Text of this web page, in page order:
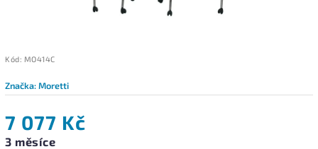
Kód: MO414C
Značka:Moretti
7 077 Kč
3 měsíce